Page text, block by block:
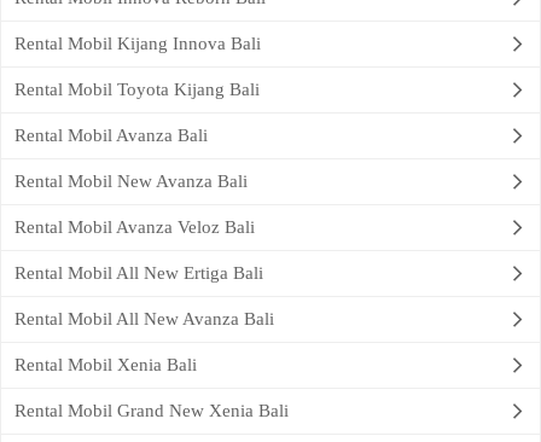
Rental Mobil Kijang Innova Bali
Rental Mobil Toyota Kijang Bali
Rental Mobil Avanza Bali
Rental Mobil New Avanza Bali
Rental Mobil Avanza Veloz Bali
Rental Mobil All New Ertiga Bali
Rental Mobil All New Avanza Bali
Rental Mobil Xenia Bali
Rental Mobil Grand New Xenia Bali